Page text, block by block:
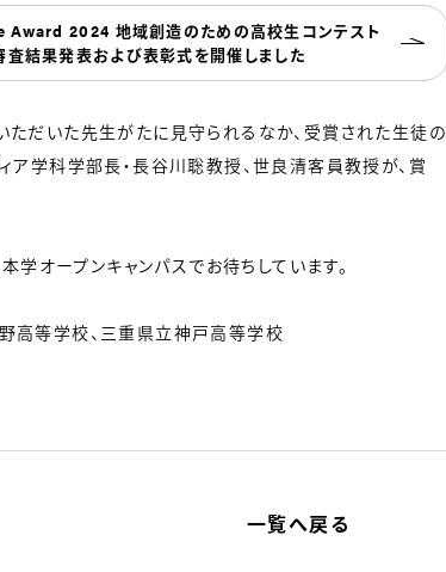
2024 地域創造のための高校生コンテスト
査結果発表および表彰式を開催しました
だいた先生がたに見守られるなか、受賞された生徒の
ア学科学部長・長谷川聡教授、世良清客員教授が、賞
オープンキャンパスでお待ちしています。
高等学校、三重県立神戸高等学校
一覧へ戻る